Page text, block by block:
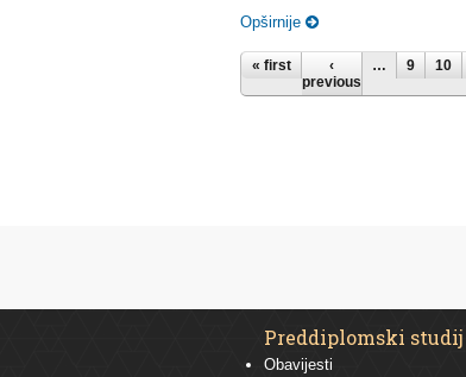
Opširnije
Pages
« first
‹
previous
… 9 10
Preddiplomski studij
Obavijesti